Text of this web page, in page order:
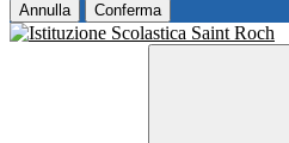
Annulla Conferma